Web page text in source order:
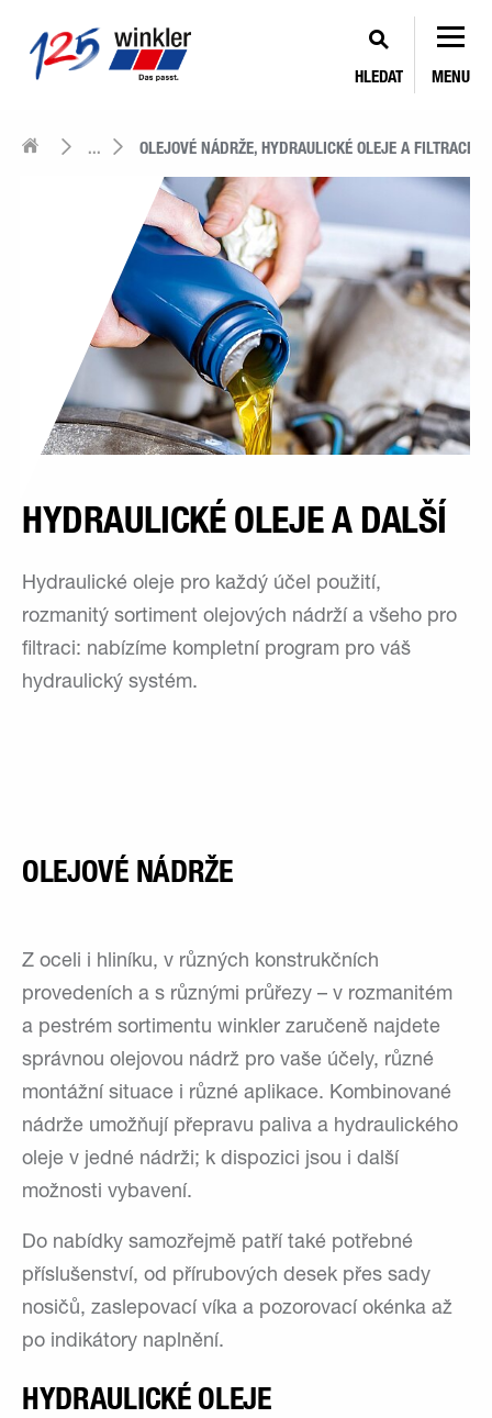
HLEDAT MENU
... OLEJOVÉ NÁDRŽE, HYDRAULICKÉ OLEJE A FILTRACE
HYDRAULICKÉ OLEJE A DALŠÍ
Hydraulické oleje pro každý účel použití,
rozmanitý sortiment olejových nádrží a všeho pro
filtraci: nabízíme kompletní program pro váš
hydraulický systém.
OLEJOVÉ NÁDRŽE
Z oceli i hliníku, v různých konstrukčních
provedeních a s různými průřezy – v rozmanitém
a pestrém sortimentu winkler zaručeně najdete
správnou olejovou nádrž pro vaše účely, různé
montážní situace i různé aplikace. Kombinované
nádrže umožňují přepravu paliva a hydraulického
oleje v jedné nádrži; k dispozici jsou i další
možnosti vybavení.
Do nabídky samozřejmě patří také potřebné
příslušenství, od přírubových desek přes sady
nosičů, zaslepovací víka a pozorovací okénka až
po indikátory naplnění.
HYDRAULICKÉ OLEJE